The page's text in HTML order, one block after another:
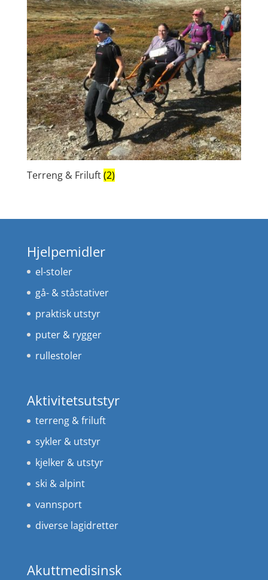
Terreng & Friluft(2)
Hjelpemidler
el-stoler
gå- & ståstativer
praktisk utstyr
puter & rygger
rullestoler
Aktivitetsutstyr
terreng & friluft
sykler & utstyr
kjelker & utstyr
ski & alpint
vannsport
diverse lagidretter
Akuttmedisinsk